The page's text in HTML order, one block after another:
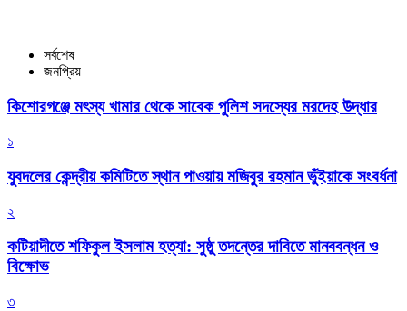
সর্বশেষ
জনপ্রিয়
কিশোরগঞ্জে মৎস্য খামার থেকে সাবেক পুলিশ সদস্যের মরদেহ উদ্ধার
১
যুবদলের কেন্দ্রীয় কমিটিতে স্থান পাওয়ায় মজিবুর রহমান ভুঁইয়াকে সংবর্ধনা
২
কটিয়াদীতে শফিকুল ইসলাম হত্যা: সুষ্ঠু তদন্তের দাবিতে মানববন্ধন ও
বিক্ষোভ
৩